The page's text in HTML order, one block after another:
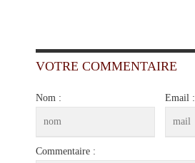
VOTRE COMMENTAIRE
Nom : Email :
Commentaire :